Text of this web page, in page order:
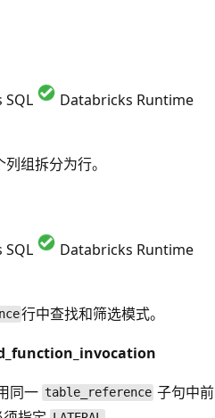
Databricks Runtime
组拆分为行。
Databricks Runtime
行中查找和筛选模式。
同一 table_reference 子句中前